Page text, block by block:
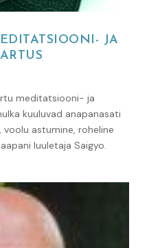
JA
meditatsiooni- ja
kuuluvad anapanasati
voolu astumine, roheline
luuletaja Saigyo.